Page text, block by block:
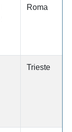
Roma
Trieste